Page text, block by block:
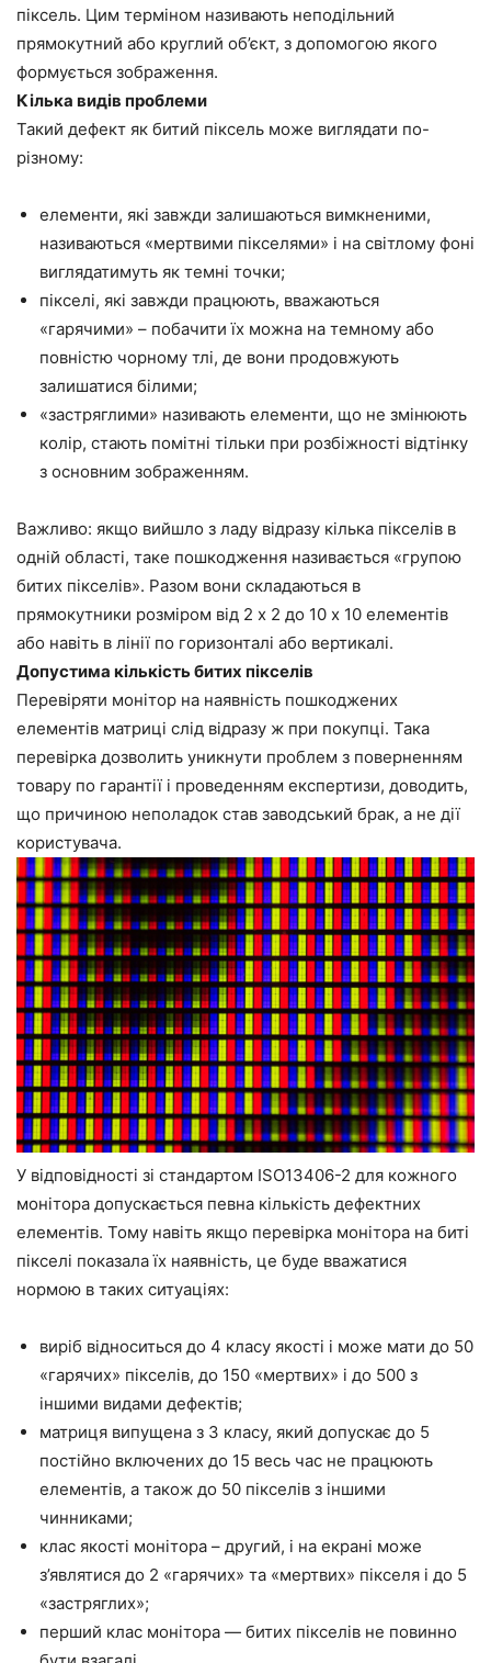
піксель. Цим терміном називають неподільний
прямокутний або круглий об’єкт, з допомогою якого
формується зображення.
Кілька видів проблеми
Такий дефект як битий піксель може виглядати по-
різному:
елементи, які завжди залишаються вимкненими,
називаються «мертвими пікселями» і на світлому фоні
виглядатимуть як темні точки;
пікселі, які завжди працюють, вважаються
«гарячими» – побачити їх можна на темному або
повністю чорному тлі, де вони продовжують
залишатися білими;
«застряглими» називають елементи, що не змінюють
колір, стають помітні тільки при розбіжності відтінку
з основним зображенням.
Важливо: якщо вийшло з ладу відразу кілька пікселів в
одній області, таке пошкодження називається «групою
битих пікселів». Разом вони складаються в
прямокутники розміром від 2 х 2 до 10 х 10 елементів
або навіть в лінії по горизонталі або вертикалі.
Допустима кількість битих пікселів
Перевіряти монітор на наявність пошкоджених
елементів матриці слід відразу ж при покупці. Така
перевірка дозволить уникнути проблем з поверненням
товару по гарантії і проведенням експертизи, доводить,
що причиною неполадок став заводський брак, а не дії
користувача.
У відповідності зі стандартом ISO13406-2 для кожного
монітора допускається певна кількість дефектних
елементів. Тому навіть якщо перевірка монітора на биті
пікселі показала їх наявність, це буде вважатися
нормою в таких ситуаціях:
виріб відноситься до 4 класу якості і може мати до 50
«гарячих» пікселів, до 150 «мертвих» і до 500 з
іншими видами дефектів;
матриця випущена з 3 класу, який допускає до 5
постійно включених до 15 весь час не працюють
елементів, а також до 50 пікселів з іншими
чинниками;
клас якості монітора – другий, і на екрані може
з’являтися до 2 «гарячих» та «мертвих» пікселя і до 5
«застряглих»;
перший клас монітора — битих пікселів не повинно